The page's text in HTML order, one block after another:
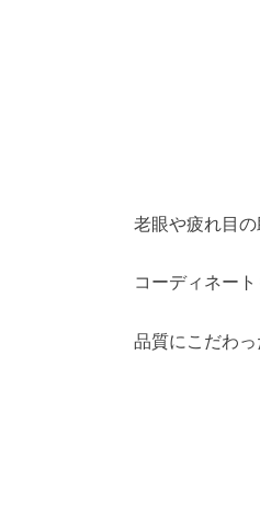
老眼や疲れ目の
コーディネート
品質にこだわっ